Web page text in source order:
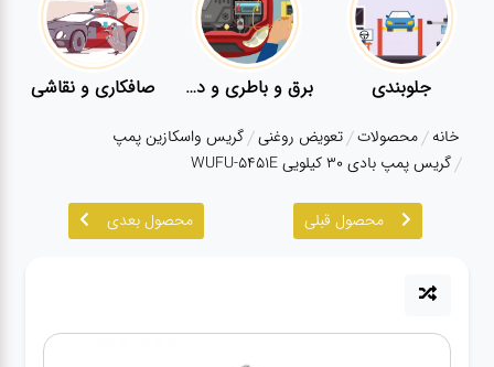
سایت
ارتباط
درباره
ما
آپاراتی
صافکاری و نقاشی کارواش
خانه محصولات تعویض روغنی گریس واسکازین پمپ
گریس پمپ بادی ۳۰ کیلویی WUFU-5451E
محصول قبلی محصول بعدی